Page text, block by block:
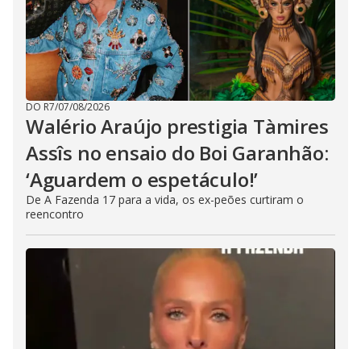
DO R7/07/08/2026
Walério Araújo prestigia Tàmires
Assîs no ensaio do Boi Garanhão:
‘Aguardem o espetáculo!’
De A Fazenda 17 para a vida, os ex-peões curtiram o
reencontro